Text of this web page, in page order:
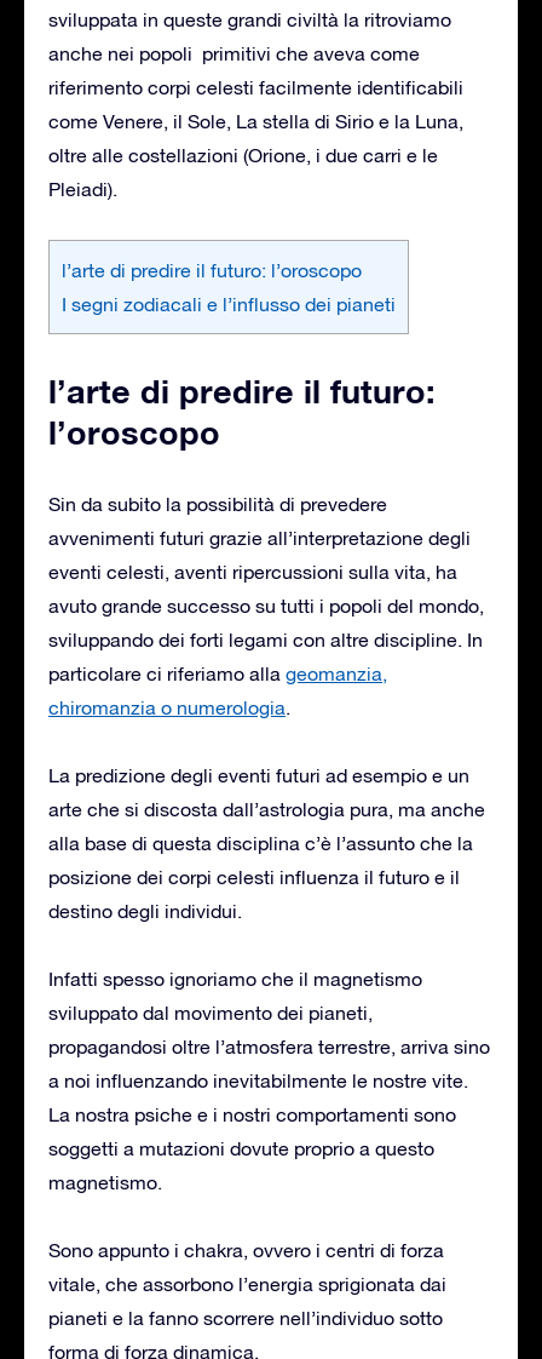
sviluppata in queste grandi civiltà la ritroviamo
anche nei popoli primitivi che aveva come
riferimento corpi celesti facilmente identificabili
come Venere, il Sole, La stella di Sirio e la Luna,
oltre alle costellazioni (Orione, i due carri e le
Pleiadi).
l’arte di predire il futuro: l’oroscopo
I segni zodiacali e l’influsso dei pianeti
l’arte di predire il futuro:
l’oroscopo
Sin da subito la possibilità di prevedere
avvenimenti futuri grazie all’interpretazione degli
eventi celesti, aventi ripercussioni sulla vita, ha
avuto grande successo su tutti i popoli del mondo,
sviluppando dei forti legami con altre discipline. In
particolare ci riferiamo alla geomanzia,
chiromanzia o numerologia.
La predizione degli eventi futuri ad esempio e un
arte che si discosta dall’astrologia pura, ma anche
alla base di questa disciplina c’è l’assunto che la
posizione dei corpi celesti influenza il futuro e il
destino degli individui.
Infatti spesso ignoriamo che il magnetismo
sviluppato dal movimento dei pianeti,
propagandosi oltre l’atmosfera terrestre, arriva sino
a noi influenzando inevitabilmente le nostre vite.
La nostra psiche e i nostri comportamenti sono
soggetti a mutazioni dovute proprio a questo
magnetismo.
Sono appunto i chakra, ovvero i centri di forza
vitale, che assorbono l’energia sprigionata dai
pianeti e la fanno scorrere nell’individuo sotto
forma di forza dinamica.